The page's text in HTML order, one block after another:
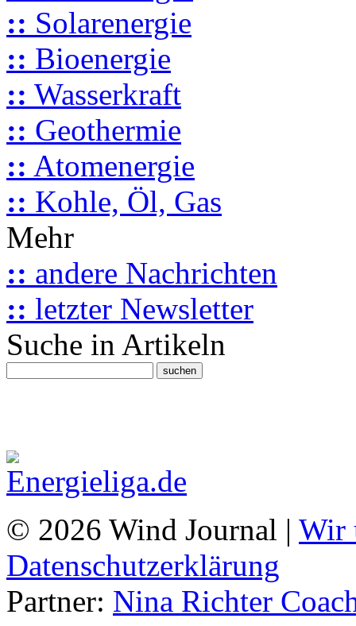
:: Solarenergie
:: Bioenergie
:: Wasserkraft
:: Geothermie
:: Atomenergie
:: Kohle, Öl, Gas
Mehr
:: andere Nachrichten
:: letzter Newsletter
Suche in Artikeln
© 2026 Wind Journal | Wir
Datenschutzerklärung
Partner: Nina Richter